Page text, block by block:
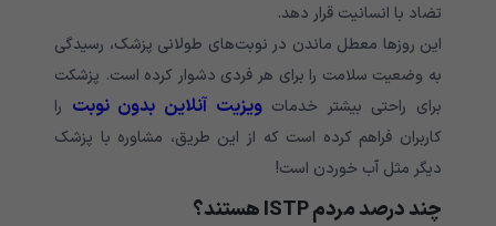
تضاد با انسانیت قرار دهد.
این روزها معطل ماندن در نوبت‌های طولانی پزشک، رسیدگی
به وضعیت سلامت را برای هر فردی دشوار کرده است. پزشکت
برای راحتی بیشتر خدمات ویزیت آنلاین بدون نوبت را
کاربران فراهم کرده است که از این طریق، مشاوره با پزشک
دیگر مثل آب خوردن است!
چند درصد مردم ISTP هستند؟